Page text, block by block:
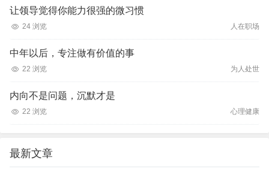
让领导觉得你能力很强的微习惯
24 浏览 人在职场
中年以后，专注做有价值的事
22 浏览 为人处世
内向不是问题，沉默才是
22 浏览 心理健康
最新文章